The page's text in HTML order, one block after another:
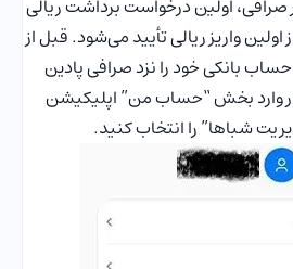
اولین درخواست برداشت ریالی
۷۲ ساعت از اولین واریز ریالی تأیید می‌شود. قبل از
بانکی خود را نزد صرافی پادین
وارد بخش “حساب من” اپلیکیشن
شباها” را انتخاب کنید.